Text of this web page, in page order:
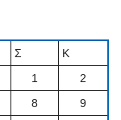
Σ
Κ
1
2
8
9